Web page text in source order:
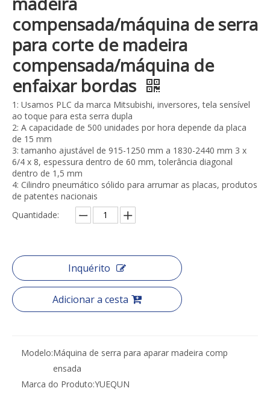
compensada/máquina de serra
para corte de madeira
compensada/máquina de
enfaixar bordas
1: Usamos PLC da marca Mitsubishi, inversores, tela sensível
ao toque para esta serra dupla
2: A capacidade de 500 unidades por hora depende da placa
de 15 mm
3: tamanho ajustável de 915-1250 mm a 1830-2440 mm 3 x
6/4 x 8, espessura dentro de 60 mm, tolerância diagonal
dentro de 1,5 mm
4: Cilindro pneumático sólido para arrumar as placas, produtos
de patentes nacionais
Quantidade:
Inquérito
Adicionar a cesta
Modelo:Máquina de serra para aparar madeira comp
ensada
Marca do Produto:YUEQUN